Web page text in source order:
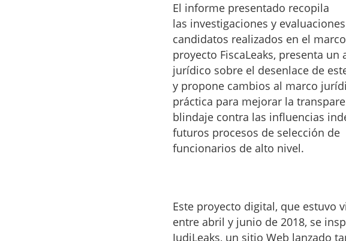
El informe presentado recopila
las investigaciones y
candidatos realizados en el
proyecto FiscaLeaks, presenta un
jurídico sobre el desenlace de
y propone cambios al marco
práctica para mejorar la
blindaje contra las influencias
futuros procesos de selección de
funcionarios de alto nivel.
Este proyecto digital, que estuvo
entre abril y junio de 2018, se
JudiLeaks, un sitio Web lanzado